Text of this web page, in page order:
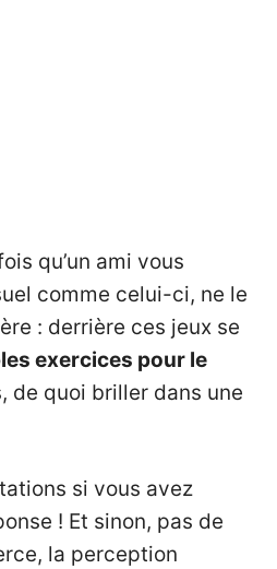
qu’un ami vous
comme celui-ci, ne le
: derrière ces jeux se
exercices pour le
de quoi briller dans une
si vous avez
! Et sinon, pas de
la perception